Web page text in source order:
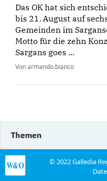
Das OK hat sich
bis 21. August auf
Gemeinden im
Motto für die zehn
Sargans goes ...
Von armando.bianco
Themen
© 2022 Galledia